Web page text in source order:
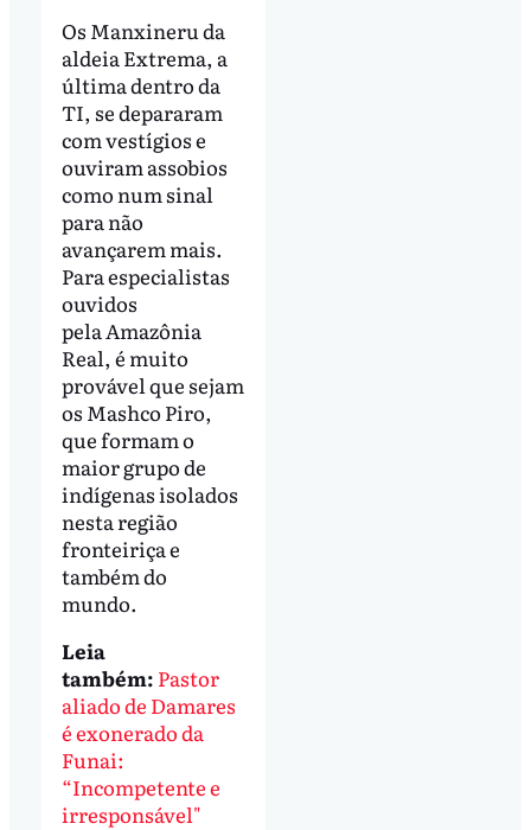
Os Manxineru da
aldeia Extrema, a
última dentro da
TI, se depararam
com vestígios e
ouviram assobios
como num sinal
para não
avançarem mais.
Para especialistas
ouvidos
pela Amazônia
Real, é muito
provável que sejam
os Mashco Piro,
que formam o
maior grupo de
indígenas isolados
nesta região
fronteiriça e
também do
mundo.
Leia
também: Pastor
aliado de Damares
é exonerado da
Funai:
“Incompetente e
irresponsável"